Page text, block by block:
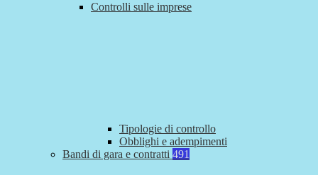
Controlli sulle imprese
Tipologie di controllo
Obblighi e adempimenti
Bandi di gara e contratti 491